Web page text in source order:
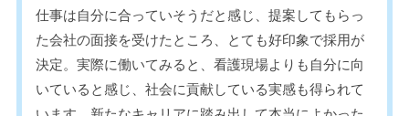
仕事は自分に合っていそうだと感じ、提案してもらっ
た会社の面接を受けたところ、とても好印象で採用が
決定。実際に働いてみると、看護現場よりも自分に向
いていると感じ、社会に貢献している実感も得られて